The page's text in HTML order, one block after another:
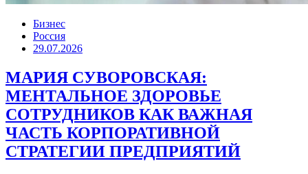
Бизнес
Россия
29.07.2026
МАРИЯ СУВОРОВСКАЯ:
МЕНТАЛЬНОЕ ЗДОРОВЬЕ
СОТРУДНИКОВ КАК ВАЖНАЯ
ЧАСТЬ КОРПОРАТИВНОЙ
СТРАТЕГИИ ПРЕДПРИЯТИЙ